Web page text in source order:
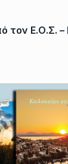
τον Ε.Ο.Σ. –